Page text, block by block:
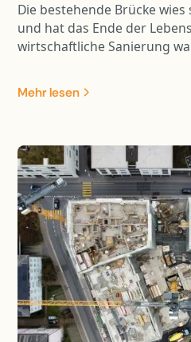
Die bestehende Brücke
und hat das Ende der
wirtschaftliche Sanierung
Zudem hatte der Tobelbach
Hochwasserschutz und die
erfolgte der Neubau mit
Spannweite.
Mehr lesen